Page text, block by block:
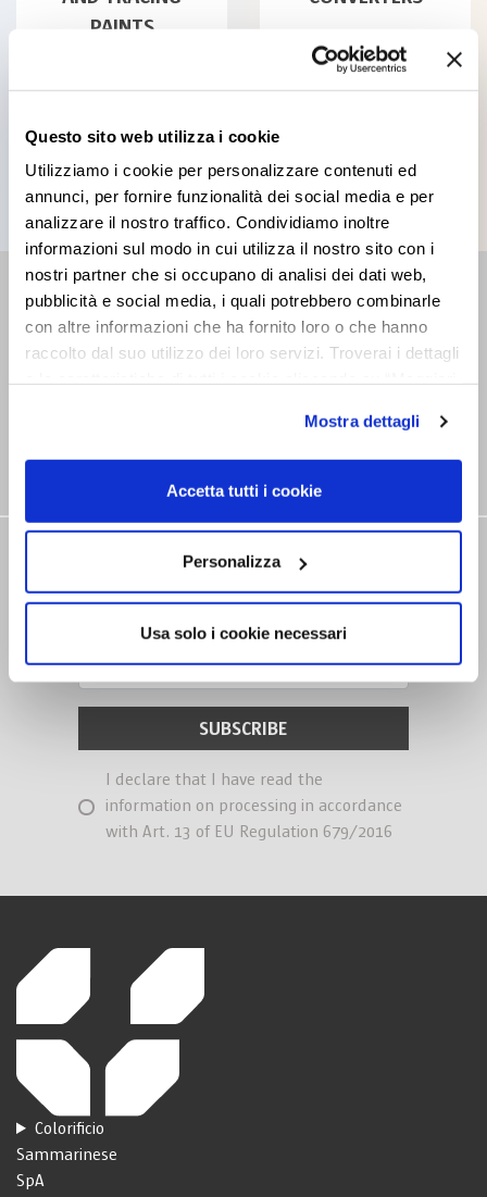
Questo sito web utilizza i cookie
Utilizziamo i cookie per personalizzare contenuti ed
annunci, per fornire funzionalità dei social media e per
analizzare il nostro traffico. Condividiamo inoltre
informazioni sul modo in cui utilizza il nostro sito con i
nostri partner che si occupano di analisi dei dati web,
pubblicità e social media, i quali potrebbero combinarle
con altre informazioni che ha fornito loro o che hanno
raccolto dal suo utilizzo dei loro servizi. Troverai i dettagli
cookie accettare. Per ulteriori informazioni consulta
lacookie policy.
Mostra dettagli
Accetta tutti i cookie
Personalizza
Usa solo i cookie necessari
PAINTS
All products
RETAILER
Find the closest Sales Point
NEWSLETTER
Stay tuned on our news
I declare that I have read the
information on processing in accordance
with Art. 13 of EU Regulation 679/2016
Colorificio
Sammarinese
SpA